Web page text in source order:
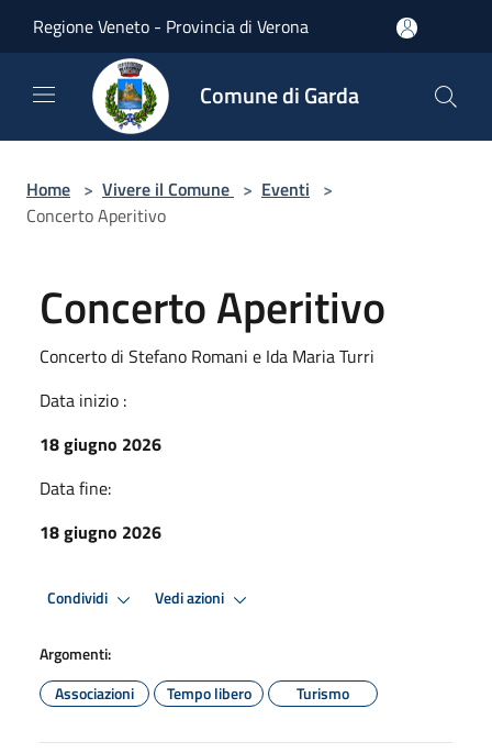
Regione Veneto - Provincia di Verona
Comune di Garda
Home > Vivere il Comune > Eventi >
Concerto Aperitivo
Concerto Aperitivo
Concerto di Stefano Romani e Ida Maria Turri
Data inizio :
18 giugno 2026
Data fine:
18 giugno 2026
Condividi Vedi azioni
Argomenti:
Associazioni
Tempo libero Turismo